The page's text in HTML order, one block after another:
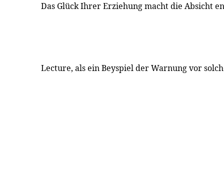
Das Glück Ihrer Erziehung macht die Absicht
Lecture, als ein Beyspiel der Warnung vor